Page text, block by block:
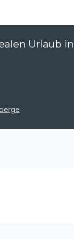
Urlaub in